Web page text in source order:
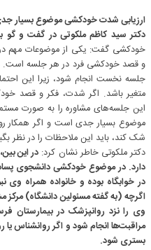
ارزیابی شدت خودکشی موضوع بسیار
دکتر سید کاظم ملکوتی در گفت و گو با
خودکشی گفت: یکی از موضوعات مهم در
و قصد خودکشی فرد در هر جلسه است.
جلسه نخست انجام شود، زیرا این
متغیر باشد. اگر شدت، فکر و قصد
این جلسه‌های مشاوره را به صورت
موضوع بسیار جدی است و اگر همکار
شک ‌کند، باید این ملاحظات را در نظر
دکتر ملکوتی خاطر نشان کرد: در این
دارد. در موضوع خودکشی دانشجوی
در خوابگاه بوده و خانواده همراه وی
اگرچه (به گفته مسئولین دانشگاه)
وی را نزد روانپزشک در بیمارستان
مراقبت‌ها انجام شود و اگر روانشناس
بستری شود.